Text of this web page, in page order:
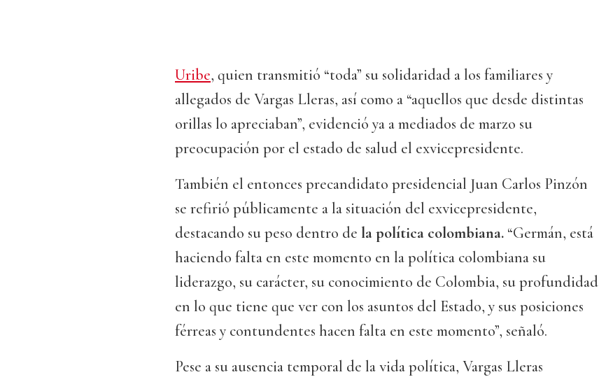
Uribe, quien transmitió “toda” su solidaridad a los familiares y
allegados de Vargas Lleras, así como a “aquellos que desde distintas
orillas lo apreciaban”, evidenció ya a mediados de marzo su
preocupación por el estado de salud el exvicepresidente.
También el entonces precandidato presidencial Juan Carlos Pinzón
se refirió públicamente a la situación del exvicepresidente,
destacando su peso dentro de la política colombiana. “Germán, está
haciendo falta en este momento en la política colombiana su
liderazgo, su carácter, su conocimiento de Colombia, su profundidad
en lo que tiene que ver con los asuntos del Estado, y sus posiciones
férreas y contundentes hacen falta en este momento”, señaló.
Pese a su ausencia temporal de la vida política, Vargas Lleras